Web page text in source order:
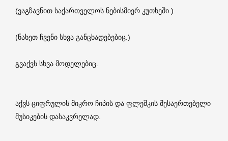
(ვაგზავნით საქართველოს ნებისმიერ კუთხეში.)
(ნახეთ ჩვენი სხვა განცხადებებიც.)
გვაქვს სხვა მოდელებიც.
აქვს ციფრულის მიკრო ჩიპის და ფლეშკის შესაერთებელი
მუსიკების დასაკვრელად.